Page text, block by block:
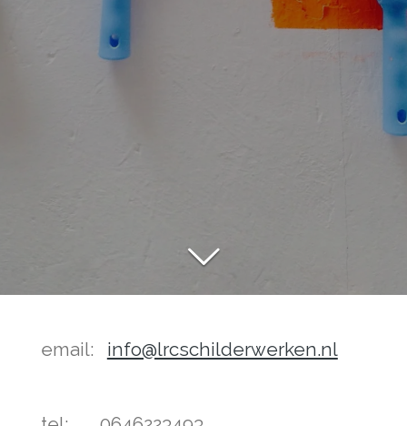
email: info@lrcschilderwerken.nl